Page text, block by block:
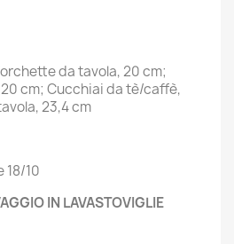
da tavola, 20 cm;
cm; Cucchiai da tè/caffè,
23,4 cm
18/10
IN LAVASTOVIGLIE